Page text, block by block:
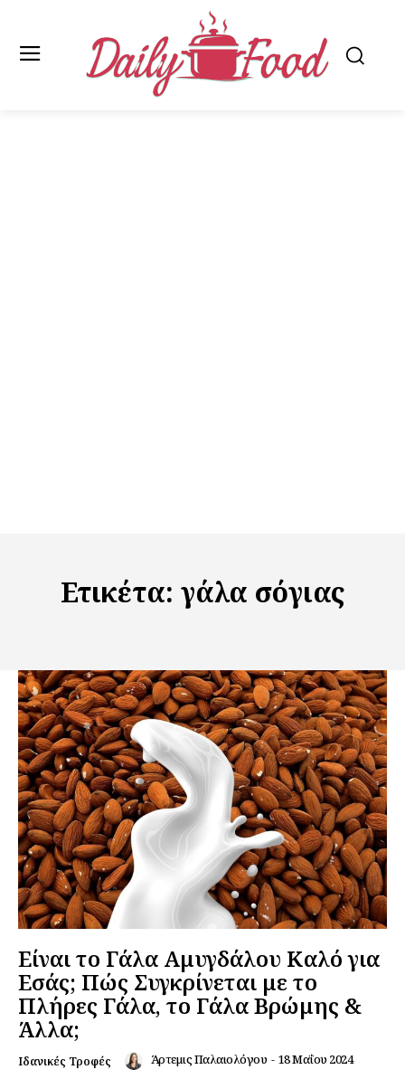
Ετικέτα: γάλα σόγιας
Είναι το Γάλα Αμυγδάλου Καλό για
Εσάς; Πώς Συγκρίνεται με το
Πλήρες Γάλα, το Γάλα Βρώμης &
Άλλα;
Ιδανικές Τροφές Άρτεμις Παλαιολόγου - 18 Μαΐου 2024